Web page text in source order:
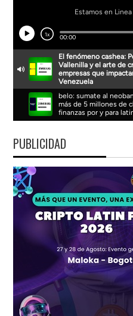
PUBLICIDAD